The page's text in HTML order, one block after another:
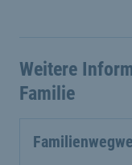
Weitere
Familie